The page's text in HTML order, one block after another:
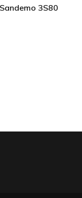
3S80